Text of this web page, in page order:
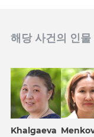
해당 사건의 인물
Khalgaeva